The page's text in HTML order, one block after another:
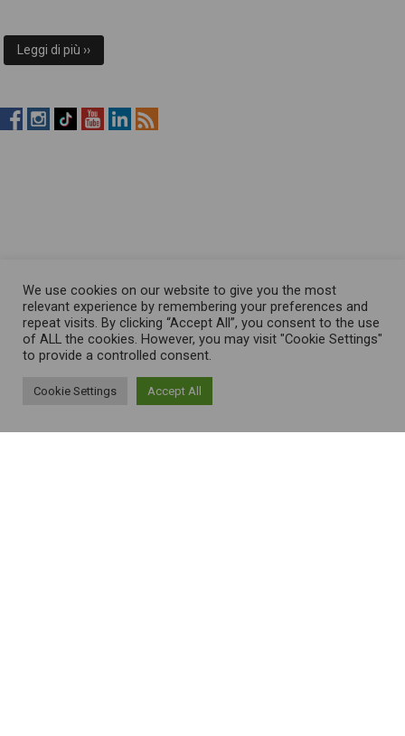
Leggi di più ››
RistopiùNews
RistopiùNews
RistopiùNews
RistopiùNews
RistopiùNews
RSS
We use cookies on our website to give you the most
relevant experience by remembering your preferences and
repeat visits. By clicking “Accept All”, you consent to the use
of ALL the cookies. However, you may visit "Cookie Settings"
to provide a controlled consent.
Cookie Settings Accept All